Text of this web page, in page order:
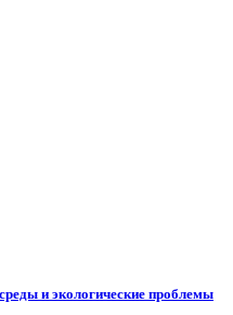
и экологические проблемы